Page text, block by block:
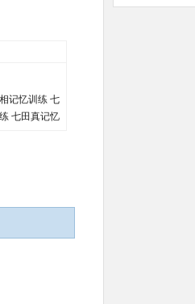
记忆训练 七
七田真记忆